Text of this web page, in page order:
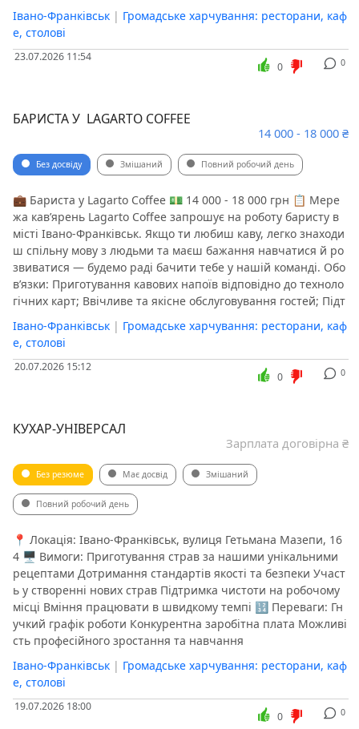
Івано-Франківськ | Громадське харчування: ресторани, каф
е, столові
23.07.2026 11:54 0
0
БАРИСТА У LAGARTO COFFEE
14 000 - 18 000 ₴
Без досвіду Змішаний Повний робочий день
💼 Бариста у Lagarto Coffee 💵 14 000 - 18 000 грн 📋 Мере
жа кав’ярень Lagarto Coffee запрошує на роботу баристу в
місті Івано-Франківськ. Якщо ти любиш каву, легко знаходи
ш спільну мову з людьми та маєш бажання навчатися й ро
звиватися — будемо раді бачити тебе у нашій команді. Обо
в’язки: Приготування кавових напоїв відповідно до техноло
гічних карт; Ввічливе та якісне обслуговування гостей; Підт
Івано-Франківськ | Громадське харчування: ресторани, каф
е, столові
20.07.2026 15:12 0
0
КУХАР-УНІВЕРСАЛ
Зарплата договірна ₴
Без резюме Має досвід Змішаний
Повний робочий день
📍 Локація: Івано-Франківськ, вулиця Гетьмана Мазепи, 16
4 🖥 Вимоги: Приготування страв за нашими унікальними
рецептами Дотримання стандартів якості та безпеки Участ
ь у створенні нових страв Підтримка чистоти на робочому
місці Вміння працювати в швидкому темпі 🔢 Переваги: Гн
учкий графік роботи Конкурентна заробітна плата Можливі
сть професійного зростання та навчання ️
Івано-Франківськ | Громадське харчування: ресторани, каф
е, столові
19.07.2026 18:00 0
0